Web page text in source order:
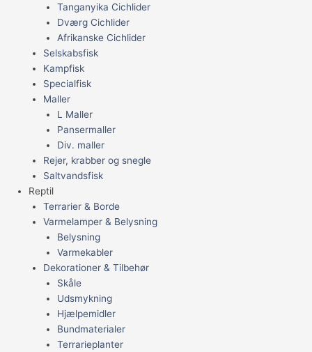
Tanganyika Cichlider
Dværg Cichlider
Afrikanske Cichlider
Selskabsfisk
Kampfisk
Specialfisk
Maller
L Maller
Pansermaller
Div. maller
Rejer, krabber og snegle
Saltvandsfisk
Reptil
Terrarier & Borde
Varmelamper & Belysning
Belysning
Varmekabler
Dekorationer & Tilbehør
Skåle
Udsmykning
Hjælpemidler
Bundmaterialer
Terrarieplanter